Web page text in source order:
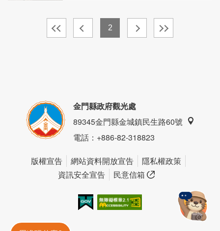
2
金門縣政府觀光處
89345金門縣金城鎮民生路60號
電話：+886-82-318823
版權宣告 網站資料開放宣告
隱私權政策
資訊安全宣告
民意信箱